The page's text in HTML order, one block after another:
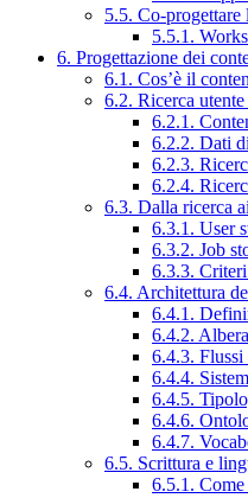
5.5. Co-progettare
5.5.1.
6. Progettazione dei
6.1. Cos’è il
6.2. Ricerca
6.2.1.
6.2.2. Dati
6.2.3.
6.2.4.
6.3. Dalla ricerca
6.3.1. User
6.3.2. Job
6.3.3.
6.4. Architettura
6.4.1.
6.4.2.
6.4.3.
6.4.4.
6.4.5.
6.4.6.
6.4.7.
6.5. Scrittura e
6.5.1.